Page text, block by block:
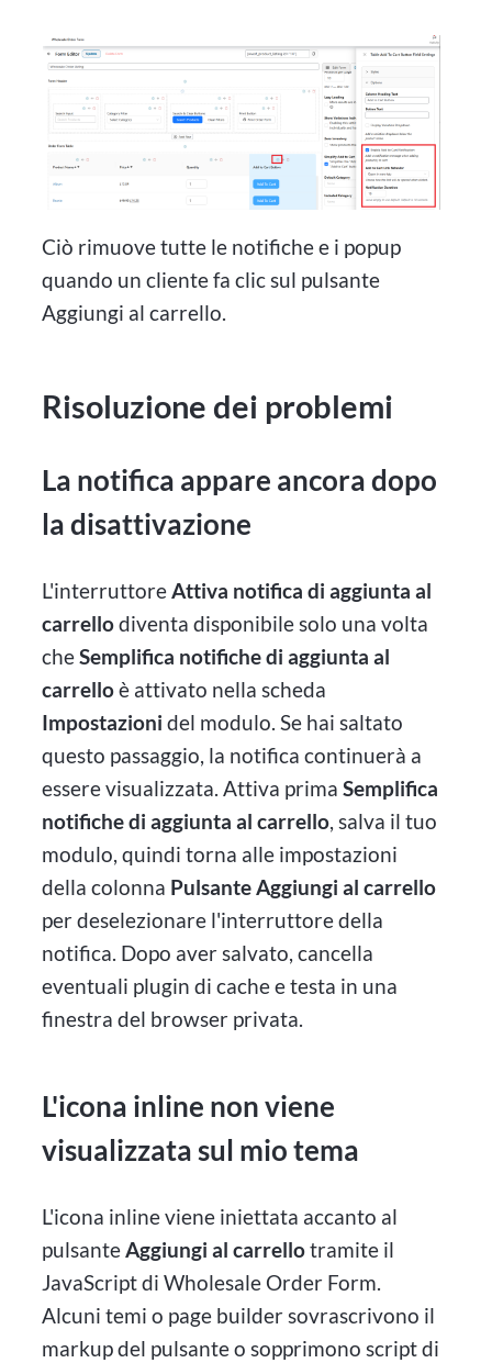
Ciò rimuove tutte le notifiche e i popup
quando un cliente fa clic sul pulsante
Aggiungi al carrello.
Risoluzione dei problemi
La notifica appare ancora dopo
la disattivazione
L'interruttoreAttiva notifica di aggiunta al
carrellodiventa disponibile solo una volta
cheSemplifica notifiche di aggiunta al
carrelloè attivato nella scheda
Impostazioni del modulo. Se hai saltato
questo passaggio, la notifica continuerà a
essere visualizzata. Attiva primaSemplifica
notifiche di aggiunta al carrello, salva il tuo
modulo, quindi torna alle impostazioni
della colonna Pulsante Aggiungi al carrello
per deselezionare l'interruttore della
notifica. Dopo aver salvato, cancella
eventuali plugin di cache e testa in una
finestra del browser privata.
L'icona inline non viene
visualizzata sul mio tema
L'icona inline viene iniettata accanto al
pulsanteAggiungi al carrellotramite il
JavaScript di Wholesale Order Form.
Alcuni temi o page builder sovrascrivono il
markup del pulsante o sopprimono script di